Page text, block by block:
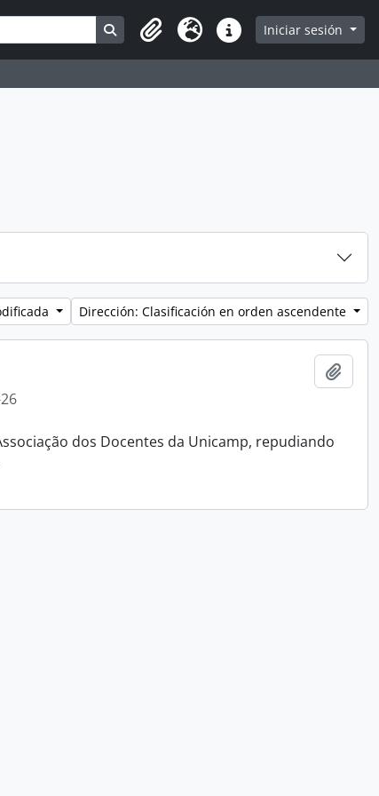
Search in browse page
Clipboard
Idioma Enlaces rápidos
Iniciar sesión
Dirección: Clasificación en orden ascendente
dos Docentes da Unicamp, repudiando